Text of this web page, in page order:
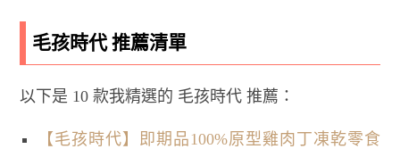
毛孩時代 推薦清單
以下是 10 款我精選的 毛孩時代 推薦：
【毛孩時代】即期品100%原型雞肉丁凍乾零食